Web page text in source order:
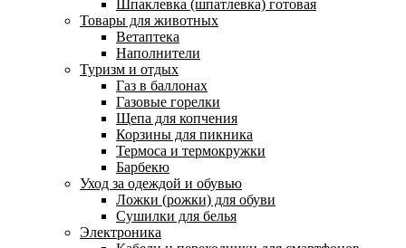
Шпаклевка (шпатлевка) готовая
Товары для животных
Ветаптека
Наполнители
Туризм и отдых
Газ в баллонах
Газовые горелки
Щепа для копчения
Корзины для пикника
Термоса и термокружки
Барбекю
Уход за одеждой и обувью
Ложки (рожки) для обуви
Сушилки для белья
Электроника